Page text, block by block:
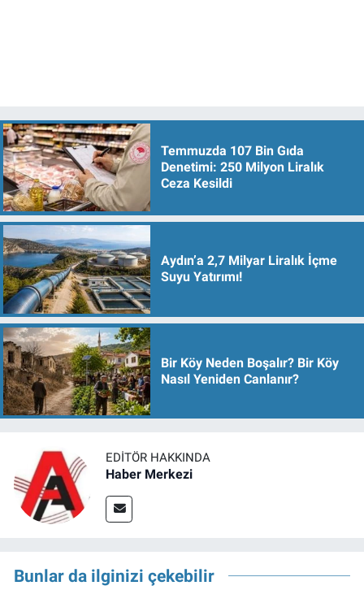
Temmuzda 107 Bin Gıda
Denetimi: 250 Milyon Liralık
Ceza Kesildi
Aydın’a 2,7 Milyar Liralık İçme
Suyu Yatırımı!
Bir Köy Neden Boşalır? Bir Köy
Nasıl Yeniden Canlanır?
EDITÖR HAKKINDA
Haber Merkezi
Bunlar da ilginizi çekebilir